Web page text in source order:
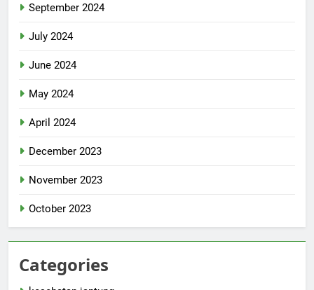
September 2024
July 2024
June 2024
May 2024
April 2024
December 2023
November 2023
October 2023
Categories